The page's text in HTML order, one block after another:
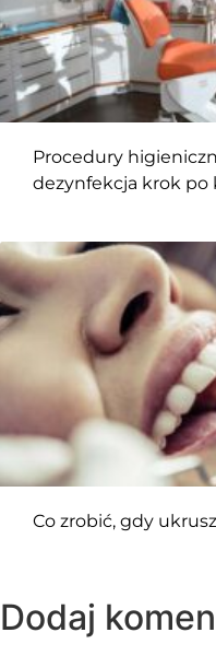
Procedury
dezynfekcja krok po
Co zrobić, gdy
Dodaj